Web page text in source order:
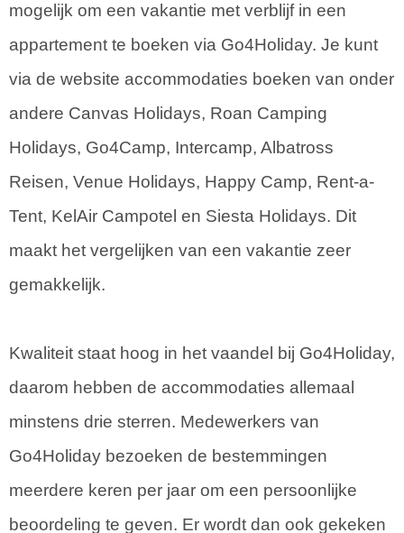
mogelijk om een vakantie met verblijf in een
appartement te boeken via Go4Holiday. Je kunt
via de website accommodaties boeken van onder
andere Canvas Holidays, Roan Camping
Holidays, Go4Camp, Intercamp, Albatross
Reisen, Venue Holidays, Happy Camp, Rent-a-
Tent, KelAir Campotel en Siesta Holidays. Dit
maakt het vergelijken van een vakantie zeer
gemakkelijk.
Kwaliteit staat hoog in het vaandel bij Go4Holiday,
daarom hebben de accommodaties allemaal
minstens drie sterren. Medewerkers van
Go4Holiday bezoeken de bestemmingen
meerdere keren per jaar om een persoonlijke
beoordeling te geven. Er wordt dan ook gekeken